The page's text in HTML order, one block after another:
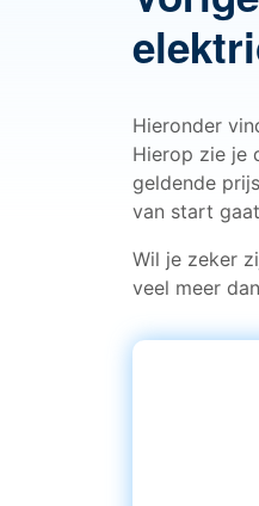
Hieronder
Hierop zie je
geldende
van start
Wil je zeker
veel meer